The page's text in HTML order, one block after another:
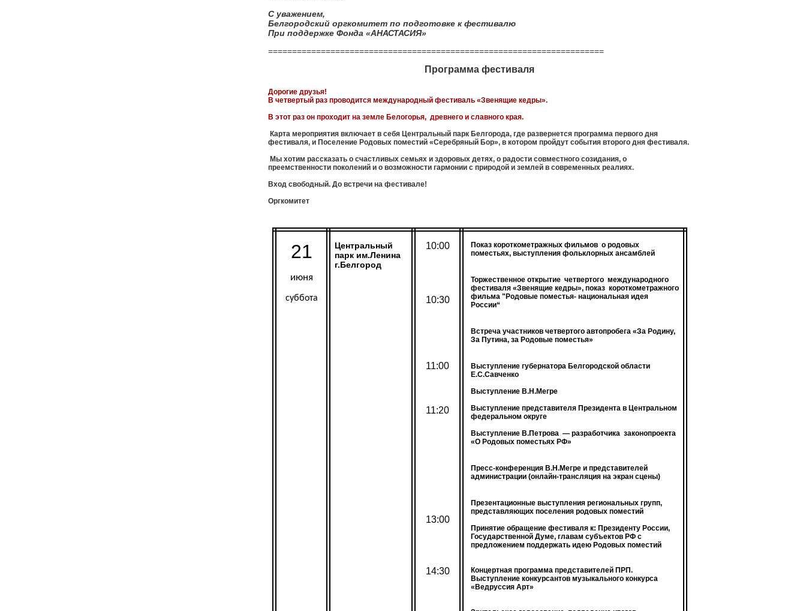
С уважением,
Белгородский оргкомитет по подготовке к фестивалю
При поддержке Фонда «АНАСТАСИЯ»
======================================================================
Программа фестиваля
Дорогие друзья!
В четвертый раз проводится международный фестиваль «Звенящие кедры».
В этот раз он проходит на земле Белогорья, древнего и славного края.
Карта мероприятия включает в себя Центральный парк Белгорода, где развернется программа первого дня
фестиваля, и Поселение Родовых поместий «Серебряный Бор», в котором пройдут события второго дня фестиваля.
Мы хотим рассказать о счастливых семьях и здоровых детях, о радости совместного созидания, о
преемственности поколений и о возможности гармонии с природой и землей в современных реалиях.
Вход свободный. До встречи на фестивале!
Оргкомитет
21
июня
суббота
Центральный
парк им.Ленина
г.Белгород
10:00
10:30
11:00
11:20
13:00
14:30
Показ короткометражных фильмов о родовых
поместьях, выступления фольклорных ансамблей
Торжественное открытие четвертого международного
фестиваля «Звенящие кедры», показ короткометражного
фильма "Родовые поместья- национальная идея
России“
Встреча участников четвертого автопробега «За Родину,
За Путина, за Родовые поместья»
Выступление губернатора Белгородской области
Е.С.Савченко
Выступление В.Н.Мегре
Выступление представителя Президента в Центральном
федеральном округе
Выступление В.Петрова — разработчика законопроекта
«О Родовых поместьях РФ»
Пресс-конференция В.Н.Мегре и представителей
администрации (онлайн-трансляция на экран сцены)
Презентационные выступления региональных групп,
представляющих поселения родовых поместий
Принятие обращение фестиваля к: Президенту России,
Государственной Думе, главам субъектов РФ с
предложением поддержать идею Родовых поместий
Концертная программа представителей ПРП.
Выступление конкурсантов музыкального конкурса
«Ведруссия Арт»